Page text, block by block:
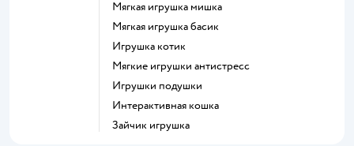
Мягкая игрушка мишка
Мягкая игрушка басик
Игрушка котик
Мягкие игрушки антистресс
Игрушки подушки
Интерактивная кошка
Зайчик игрушка